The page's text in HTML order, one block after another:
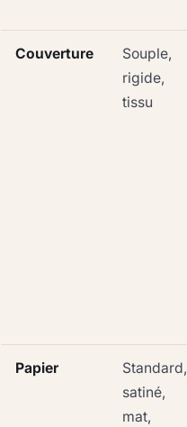
Couverture
Souple,
rigide,
tissu
Papier
Standard,
satiné,
mat,